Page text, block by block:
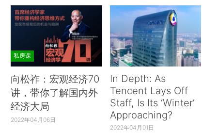
私房课
向松祚：宏观经济70
讲，带你了解国内外
经济大局
2022年04月06日
In Depth: As
Tencent Lays Off
Staff, Is Its ‘Winter’
Approaching?
2022年04月01日